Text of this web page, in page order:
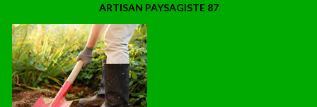
ARTISAN PAYSAGISTE 87